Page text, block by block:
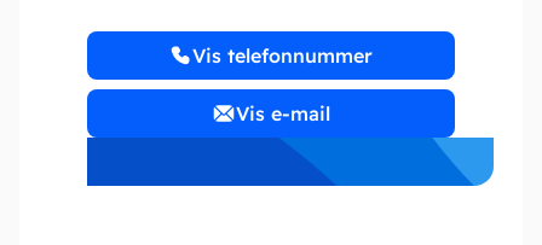
Vis telefonnummer
Vis e-mail